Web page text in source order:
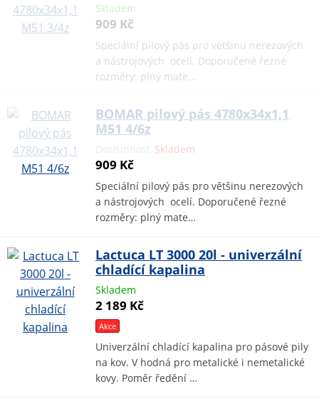
Skladem
909 Kč
Speciální pilový pás pro většinu nerezových
a nástrojových ocelí. Doporučené řezné
rozměry: plný mate…
BOMAR pilový pás 4780x34x1,1
M51 4/6z
Skladem
909 Kč
Speciální pilový pás pro většinu nerezových
a nástrojových ocelí. Doporučené řezné
rozměry: plný mate…
Lactuca LT 3000 20l - univerzální
chladící kapalina
Skladem
2 189 Kč
Akce
Univerzální chladící kapalina pro pásové pily
na kov. V hodná pro metalické i nemetalické
kovy. Poměr ředění …